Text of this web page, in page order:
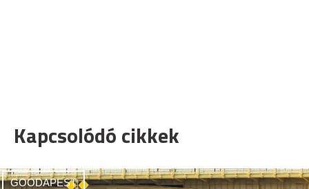
Kapcsolódó cikkek
GOODAPEST